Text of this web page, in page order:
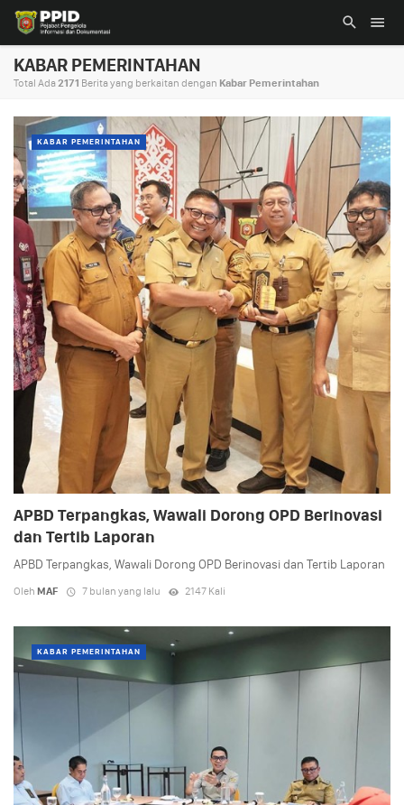
KABAR PEMERINTAHAN
Total Ada2171 Berita yang berkaitan dengan Kabar Pemerintahan
KABAR PEMERINTAHAN
APBD Terpangkas, Wawali Dorong OPD Berinovasi
dan Tertib Laporan
APBD Terpangkas, Wawali Dorong OPD Berinovasi dan Tertib Laporan
Oleh MAF 7 bulan yang lalu 2147 Kali
KABAR PEMERINTAHAN